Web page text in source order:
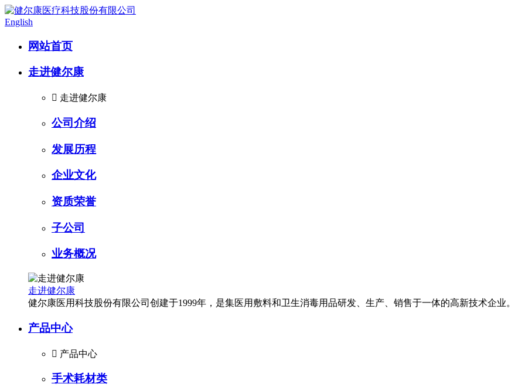
English
网站首页
走进健尔康
 走进健尔康
公司介绍
发展历程
企业文化
资质荣誉
子公司
业务概况
走进健尔康
健尔康医用科技股份有限公司创建于1999年，是集医用敷料和卫生消毒用品研发、生产、销售于一体的高新技术企业。
产品中心
 产品中心
手术耗材类